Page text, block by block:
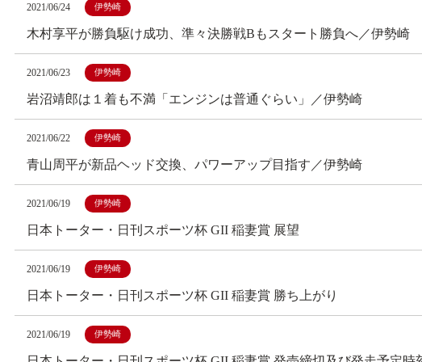
2021/06/24 伊勢崎
木村享平が勝負駆け成功、準々決勝戦Bもスタート勝負へ／伊勢崎
2021/06/23 伊勢崎
岩沼靖郎は１着も不満「エンジンは普通ぐらい」／伊勢崎
2021/06/22 伊勢崎
青山周平が新品ヘッド交換、パワーアップ目指す／伊勢崎
2021/06/19 伊勢崎
日本トーター・日刊スポーツ杯 GII 稲妻賞 展望
2021/06/19 伊勢崎
日本トーター・日刊スポーツ杯 GII 稲妻賞 勝ち上がり
2021/06/19 伊勢崎